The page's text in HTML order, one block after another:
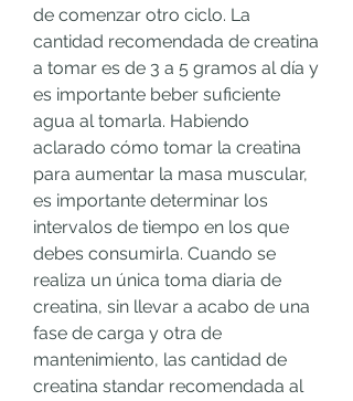
de comenzar otro ciclo. La
cantidad recomendada de creatina
a tomar es de 3 a 5 gramos al día y
es importante beber suficiente
agua al tomarla. Habiendo
aclarado cómo tomar la creatina
para aumentar la masa muscular,
es importante determinar los
intervalos de tiempo en los que
debes consumirla. Cuando se
realiza un única toma diaria de
creatina, sin llevar a acabo de una
fase de carga y otra de
mantenimiento, las cantidad de
creatina standar recomendada al